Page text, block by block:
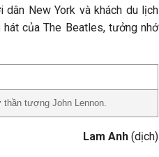
New York và khách du lịch
của The Beatles, tưởng nhớ
tượng John Lennon.
Lam Anh (dịch)